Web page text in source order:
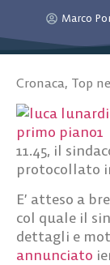
Marco
Cronaca, Top
11.45, il
protocollato
E’ atteso a
col quale il
dettagli e
annunciato